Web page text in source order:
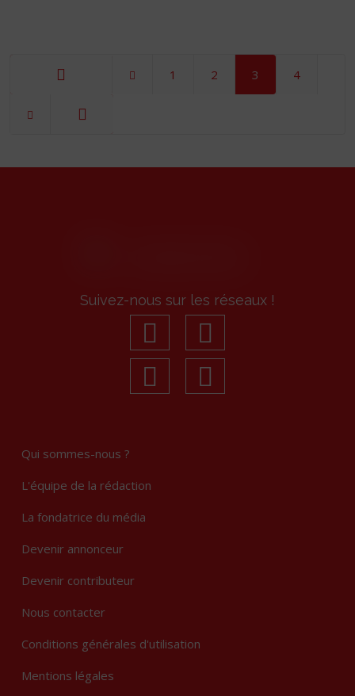
Démarrer
1 2 3 4
Suivez-nous sur les réseaux !
facebook
linkedin
Qui sommes-nous ?
L'équipe de la rédaction
La fondatrice du média
Devenir annonceur
Devenir contributeur
Nous contacter
Conditions générales d'utilisation
Mentions légales